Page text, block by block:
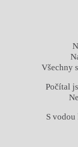
Všechny
Počítal
S